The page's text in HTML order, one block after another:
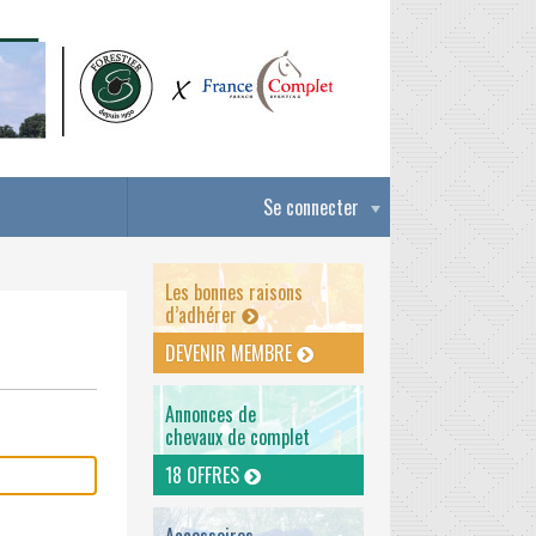
Se connecter
Les bonnes raisons
d’adhérer
DEVENIR MEMBRE
Annonces de
chevaux de complet
18 OFFRES